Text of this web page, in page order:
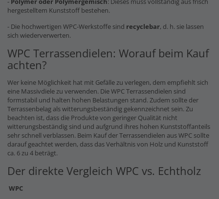
hergestelltem Kunststoff bestehen.
- Die hochwertigen WPC-Werkstoffe sind recyclebar, d. h. sie lassen
sich wiederverwerten.
WPC Terrassendielen: Worauf beim Kauf
achten?
Wer keine Möglichkeit hat mit Gefälle zu verlegen, dem empfiehlt sich
eine Massivdiele zu verwenden. Die WPC Terrassendielen sind
formstabil und halten hohen Belastungen stand. Zudem sollte der
Terrassenbelag als witterungsbeständig gekennzeichnet sein. Zu
beachten ist, dass die Produkte von geringer Qualität nicht
witterungsbeständig sind und aufgrund ihres hohen Kunststoffanteils
sehr schnell verblassen. Beim Kauf der Terrassendielen aus WPC sollte
darauf geachtet werden, dass das Verhältnis von Holz und Kunststoff
ca. 6 zu 4 beträgt.
Der direkte Vergleich WPC vs. Echtholz
WPC